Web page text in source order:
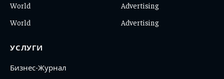
World
World
Advertising
Advertising
УСЛУГИ
Бизнес-Журнал